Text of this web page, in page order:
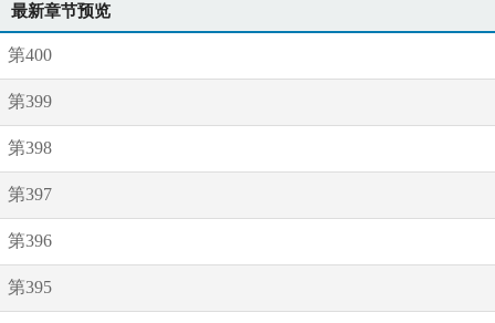
最新章节预览
第400
第399
第398
第397
第396
第395